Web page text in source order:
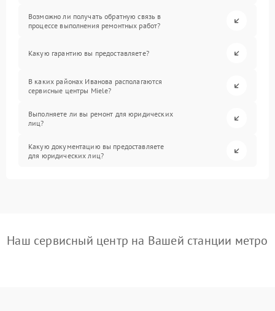
Возможно ли получать обратную связь в
процессе выполнения ремонтных работ?
Какую гарантию вы предоставляете?
В каких районах Иванова располагаются
сервисные центры Miele?
Выполняете ли вы ремонт для юридических
лиц?
Какую документацию вы предоставляете
для юридических лиц?
Наш сервисный центр на Вашей станции метро